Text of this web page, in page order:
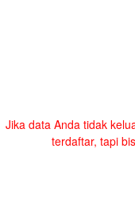
Jika data Anda tidak
terdaftar, tapi